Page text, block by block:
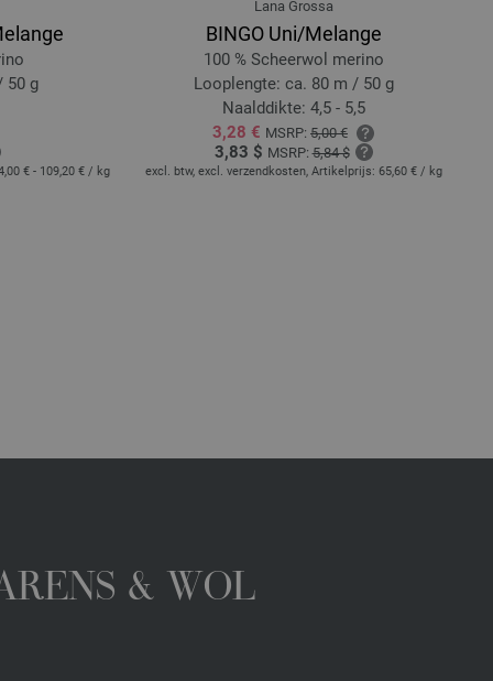
50 g
€ - 109,20 € / kg
Lana Grossa
BINGO Uni/Melange
100 % Scheerwol merino
Looplengte: ca. 80 m / 50 g
Naalddikte: 4,5 - 5,5
3,28 € MSRP: 5,00 €
3,83 $ MSRP:5,84 $
excl. btw, excl. verzendkosten, Artikelprijs: 65,60 € / kg
& WOL